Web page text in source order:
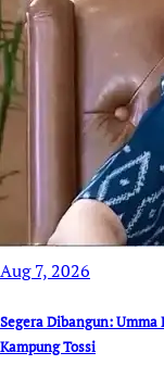
Aug 7, 2026
Segera Dibangun:
Kampung Tossi